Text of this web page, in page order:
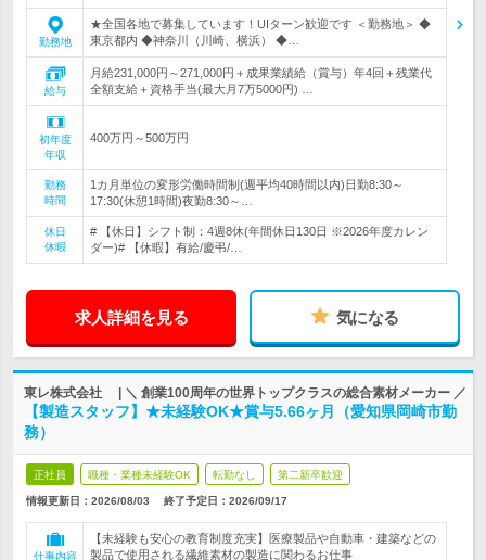
勤務地
★全国各地で募集しています！UIターン歓迎です ＜勤務地＞ ◆
東京都内 ◆神奈川（川崎、横浜） ◆…
給与
月給231,000円～271,000円＋成果業績給（賞与）年4回＋残業代
全額支給＋資格手当(最大月7万5000円) …
初年度
年収
400万円～500万円
勤務
時間
1カ月単位の変形労働時間制(週平均40時間以内)日勤8:30～
17:30(休憩1時間)夜勤8:30～…
休日
休暇
# 【休日】シフト制：4週8休(年間休日130日 ※2026年度カレン
ダー)# 【休暇】有給/慶弔/…
求人詳細を見る 気になる
東レ株式会社 | ＼ 創業100周年の世界トップクラスの総合素材メーカー ／
【製造スタッフ】★未経験OK★賞与5.66ヶ月（愛知県岡崎市勤
務）
正社員 職種・業種未経験OK 転勤なし 第二新卒歓迎
情報更新日：2026/08/03 終了予定日： 2026/09/17
仕事内容
【未経験も安心の教育制度充実】医療製品や自動車・建築などの
製品で使用される繊維素材の製造に関わるお仕事